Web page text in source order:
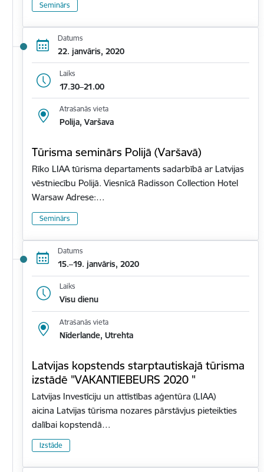
Seminārs
Datums
22. janvāris, 2020
Laiks
17.30–21.00
Atrašanās vieta
Polija, Varšava
Tūrisma seminārs Polijā (Varšavā)
Rīko LIAA tūrisma departaments sadarbībā ar Latvijas
vēstniecību Polijā. Viesnīcā Radisson Collection Hotel
Warsaw Adrese:…
Seminārs
Datums
15.–19. janvāris, 2020
Laiks
Visu dienu
Atrašanās vieta
Nīderlande, Utrehta
Latvijas kopstends starptautiskajā tūrisma
izstādē "VAKANTIEBEURS 2020 "
Latvijas Investīciju un attīstības aģentūra (LIAA)
aicina Latvijas tūrisma nozares pārstāvjus pieteikties
dalībai kopstendā…
Izstāde